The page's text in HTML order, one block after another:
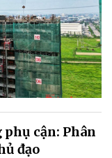
phụ cận: Phân
đạo